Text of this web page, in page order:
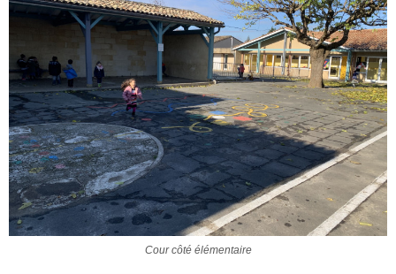
Cour côté élémentaire